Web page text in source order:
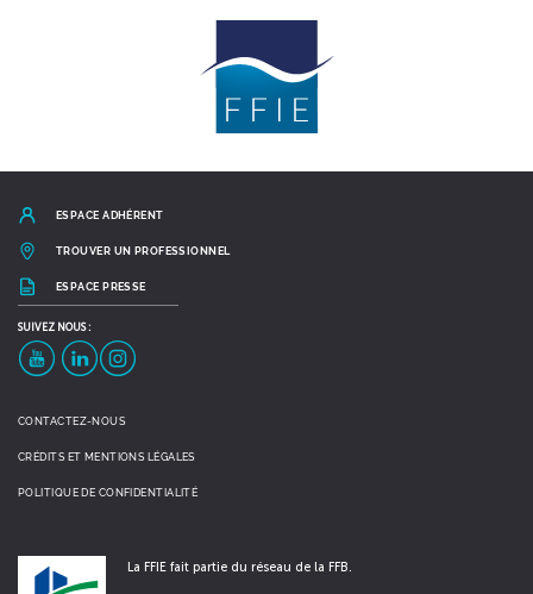
ESPACE ADHÉRENT
TROUVER UN PROFESSIONNEL
ESPACE PRESSE
SUIVEZ NOUS :
CONTACTEZ-NOUS
CRÉDITS ET MENTIONS LÉGALES
POLITIQUE DE CONFIDENTIALITÉ
La FFIE fait partie du réseau de la FFB.